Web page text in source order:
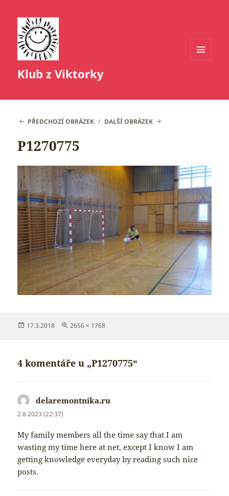
Klub z Viktorky
PŘEDCHOZÍ OBRÁZEK DALŠÍ OBRÁZEK
P1270775
Publikováno:
17.3.2018
Původní
2656 × 1768
4 komentáře u „P1270775“
delaremontnika.ru
2.8.2023 (22:37)
My family members all the time say that I am
wasting my time here at net, except I know I am
getting knowledge everyday by reading such nice
posts.